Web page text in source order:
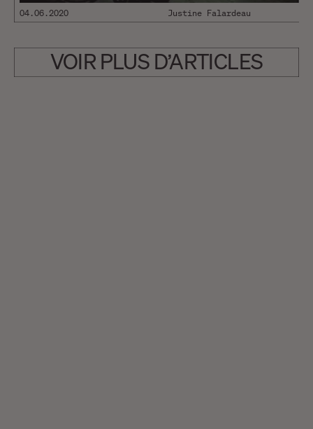
04.06.2020 Justine Falardeau
VOIR PLUS D’ARTICLES